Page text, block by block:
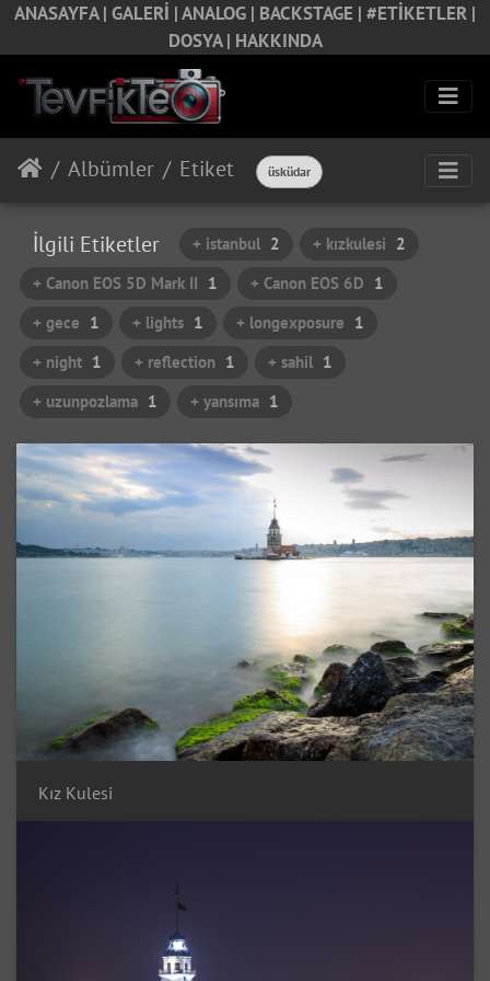
ANASAYFA | GALERİ |ANALOG | BACKSTAGE | #ETİKETLER |
DOSYA | HAKKINDA
Albümler Etiket üsküdar
İlgili Etiketler + istanbul 2 + kızkulesi 2
+ Canon EOS 5D Mark II 1 + Canon EOS 6D 1
+ gece 1 + lights 1 + longexposure 1
+ night 1 + reflection 1 + sahil 1
+ uzunpozlama 1 + yansıma 1
Kız Kulesi